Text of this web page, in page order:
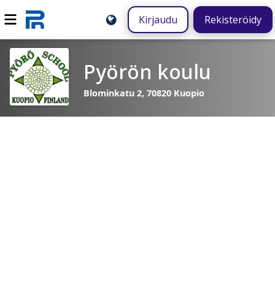
Kirjaudu Rekisteröidy
Pyörön koulu
Blominkatu 2, 70820 Kuopio